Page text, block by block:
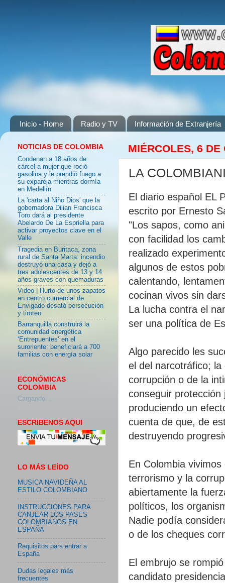
Inicio - Home Radio y TV Información de Extranjería
MIÉRCOLES, 6 DE
LA
El diario español EL
escrito por Ernesto
"Los sapos, como
con facilidad los
realizado
algunos de estos
calentando,
cocinan vivos sin
La lucha contra el
ser una política de
Algo parecido les
el del narcotráfico;
corrupción o de la
conseguir
produciendo un
cuenta de que, de
destruyendo
En Colombia
terrorismo y la
abiertamente la
políticos, los
Nadie podía
o de los cheques
El embrujo se
candidato
NOTICIAS DE COLOMBIA
Condenan a 18 años de
cárcel a mujer que roció
gasolina y le prendió fuego a
su expareja mientras dormía
en Medellín
La 'carta al Niño Dios' que la
gobernadora Dilian Francisca
Toro dará al presidente
Abelardo De La Espriella para
activar proyectos clave en el
Valle
Tragedia en Buritaca, zona
rural de Santa Marta: incendio
destruyó una casa y dejó a
tres adolescentes de 13 y 14
años graves con quemaduras
Video | Hurto de unos zapatos
en centro comercial de
Envigado desató persecución
y tiroteo
Barranquilla construirá la
comunidad energética
‘Entrepuentes’ en el
suroriente: beneficiará a 700
familias con energía solar
ECONÓMICAS
COLOMBIA
Cargando...
ESCRIBENOS AQUI
LO MÁS LEÍDO
MUSICA NAVIDEÑA AL
ESTILO COLOMBIANO
INSTRUCCIONES PARA
CANJEAR LOS PASES
COLOMBIANOS EN
ESPAÑA
Requisitos para entrar a
España
Dudas legales más
frecuentes